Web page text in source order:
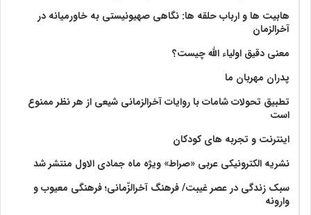
هابیت ها و ارباب حلقه ها: نگاهی صهیونیستی به خاورمیانه در
آخرالزمان
معنی دقیق اولیاء الله چیست؟
پدران مهربان ما
تطبیق تحولات شامات با روایات آخرالزمانی شیعی از هر نظر ممنوع
است
اینترنت و تجربه های کودکان
نشریه الکترونیکی عربی «صراط» ویژه ماه جمادی الاول منتشر شد
سبک زندگی در عصر غیبت/ فرهنگ آخرالزّمانی؛ فرهنگی معیوب و
وارونه